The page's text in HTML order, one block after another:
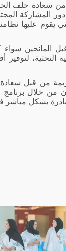
سعادة خلف
المشاركة
يقوم عليها
سواء
التحتية، لتوفير
من قبل
من خلال
بشكل مباشر